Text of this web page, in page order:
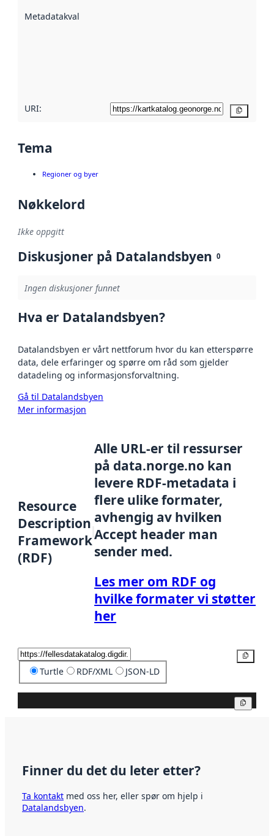
Metadatakvalitet
URI:
Tema
Regioner og byer
Nøkkelord
Ikke oppgitt
Diskusjoner på Datalandsbyen 0
Ingen diskusjoner funnet
Hva er Datalandsbyen?
Datalandsbyen er vårt nettforum hvor du kan etterspørre
data, dele erfaringer og spørre om råd som gjelder
datadeling og informasjonsforvaltning.
Gå til Datalandsbyen
Mer informasjon
Resource
Description
Framework
(RDF)
Alle URL-er til ressurser
på data.norge.no kan
levere RDF-metadata i
flere ulike formater,
avhengig av hvilken
Accept header man
sender med.
Les mer om RDF og
hvilke formater vi støtter
her
Turtle RDF/XML JSON-LD
Finner du det du leter etter?
Ta kontakt med oss her, eller spør om hjelp i
Datalandsbyen.